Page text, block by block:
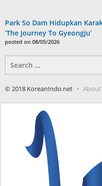
Park So Dam Hidupkan
‘The Journey To Gyeongju’
posted on 08/05/2026
for:
© 2018 KoreanIndo.net About